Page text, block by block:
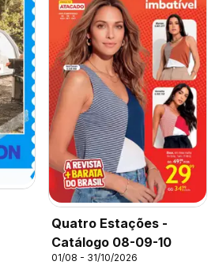
Quatro Estações -
Catálogo 08-09-10
01/08 - 31/10/2026